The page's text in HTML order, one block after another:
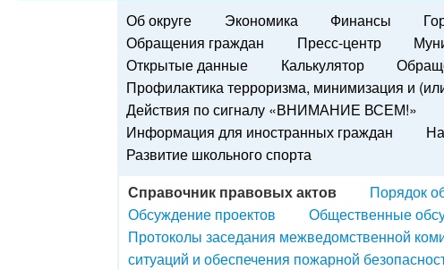
Об округе Экономика Финансы
Обращения граждан
Пресс-центр
Открытые данные
Калькулятор
Профилактика терроризма, минимизация и
Действия по сигналу «ВНИМАНИЕ ВСЕМ!»
Информация для иностранных граждан
Развитие школьного спорта
Справочник правовых актов
Порядок
Обсуждение проектов
Общественные
Протоколы заседания межведомственной
ситуаций и обеспечения пожарной